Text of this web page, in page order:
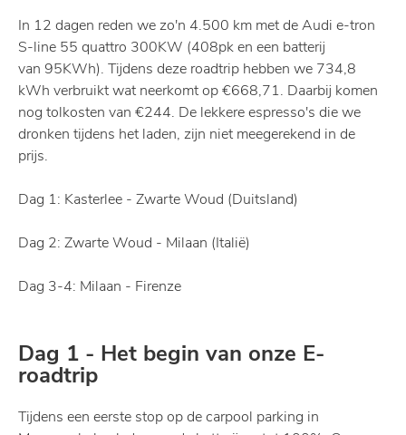
In 12 dagen reden we zo'n 4.500 km met de Audi e-tron
S-line 55 quattro 300KW (408pk en een batterij
van 95KWh). Tijdens deze roadtrip hebben we 734,8
kWh verbruikt wat neerkomt op €668,71. Daarbij komen
nog tolkosten van €244. De lekkere espresso's die we
dronken tijdens het laden, zijn niet meegerekend in de
prijs.
Dag 1: Kasterlee - Zwarte Woud (Duitsland)
Dag 2: Zwarte Woud - Milaan (Italië)
Dag 3-4: Milaan - Firenze
Dag 1 - Het begin van onze E-
roadtrip
Tijdens een eerste stop op de carpool parking in